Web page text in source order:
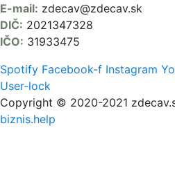
E-mail: zdecav@zdecav.sk
DIČ: 2021347328
IČO: 31933475
Spotify Facebook-f Instagram
User-lock
Copyright © 2020-2021
biznis.help